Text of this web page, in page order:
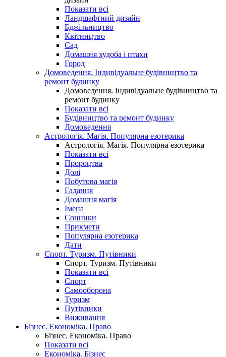
Показати всі
Ландшафтний дизайн
Бджільництво
Квітництво
Сад
Домашня худоба і птахи
Город
Домоведення. Індивідуальне будівництво та
ремонт будинку
Домоведення. Індивідуальне будівництво та
ремонт будинку
Показати всі
Будівництво та ремонт будинку
Домоведення
Астрологія. Магія. Популярна езотерика
Астрологія. Магія. Популярна езотерика
Показати всі
Пророцтва
Долі
Побутова магія
Гадання
Домашня магія
Імена
Сонники
Прикмети
Популярна езотерика
Дати
Спорт. Туризм. Путівники
Спорт. Туризм. Путівники
Показати всі
Спорт
Самооборона
Туризм
Путівники
Виживання
Бізнес. Економіка. Право
Бізнес. Економіка. Право
Показати всі
Економіка. Бізнес